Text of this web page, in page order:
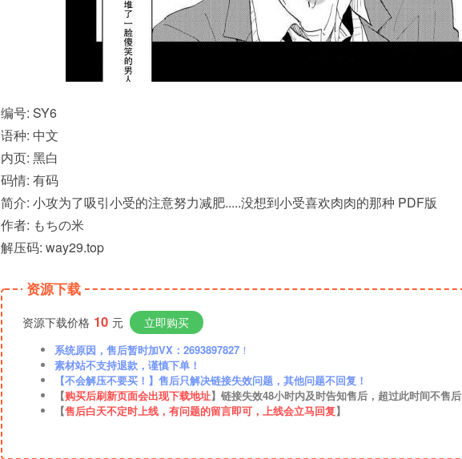
编号: SY6
语种: 中文
内页: 黑白
码情: 有码
简介: 小攻为了吸引小受的注意努力减肥.....没想到小受喜欢肉肉的那种 PDF版
作者: もちの米
解压码: way29.top
资源下载
资源下载价格 10 元 立即购买
系统原因，售后暂时加VX：2693897827 ！
素材站不支持退款，谨慎下单！
【不会解压不要买！】售后只解决链接失效问题，其他问题不回复！
【购买后刷新页面会出现下载地址】链接失效48小时内及时告知售后，超过此时间不售后
【售后白天不定时上线，有问题的留言即可，上线会立马回复】